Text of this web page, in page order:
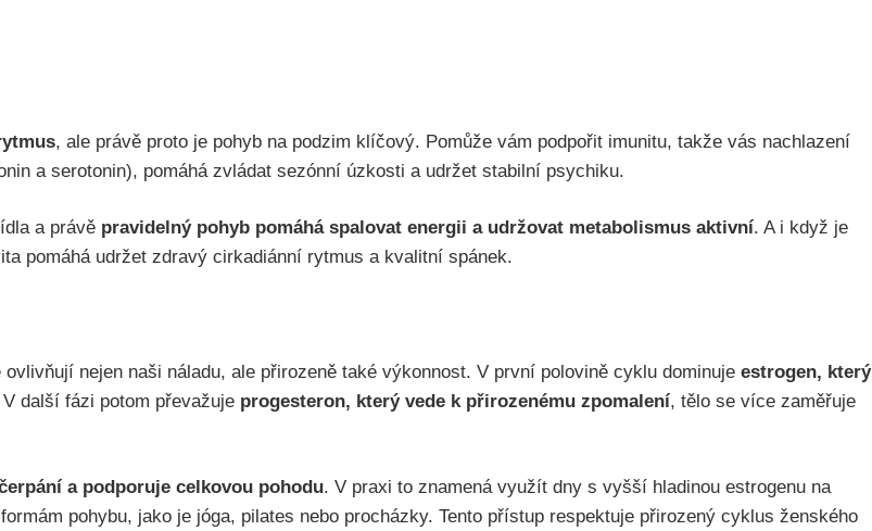
, ale právě proto je pohyb na podzim klíčový. Pomůže vám podpořit imunitu, takže vás nachlazení
a serotonin), pomáhá zvládat sezónní úzkosti a udržet stabilní psychiku.
a právě pravidelný pohyb pomáhá spalovat energii a udržovat metabolismus aktivní. A i když je
pomáhá udržet zdravý cirkadiánní rytmus a kvalitní spánek.
nejen naši náladu, ale přirozeně také výkonnost. V první polovině cyklu dominuje estrogen, který
V další fázi potom převažuje progesteron, který vede k přirozenému zpomalení, tělo se více zaměřuje
a podporuje celkovou pohodu. V praxi to znamená využít dny s vyšší hladinou estrogenu na
pohybu, jako je jóga, pilates nebo procházky. Tento přístup respektuje přirozený cyklus ženského